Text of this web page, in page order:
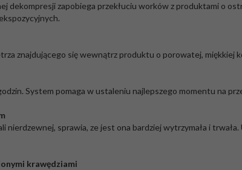
zapobiega przekłuciu worków z produktami o
znajdującego się wewnątrz produktu o porowatej, miękkiej
System pomaga w ustaleniu najlepszego momentu na
sprawia, ze jest ona bardziej wytrzymała i
krawędziami